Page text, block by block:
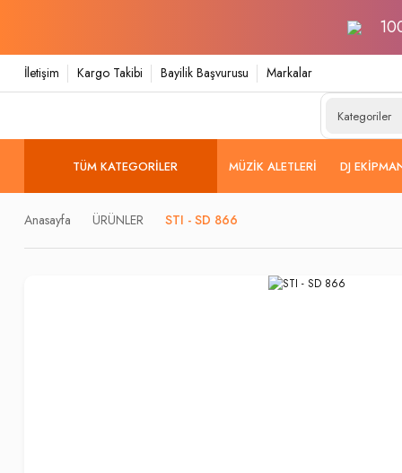
İletişim Kargo Takibi Bayilik Başvurusu Markalar
TÜM KATEGORILER MÜZIK ALETLERI DJ
Anasayfa ÜRÜNLER STI - SD 866